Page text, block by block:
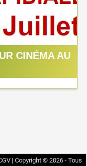
CINÉMA AU
| Copyright © 2026 - Tous